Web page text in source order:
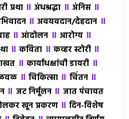
प्रथा ॥ अंधश्रद्धा ॥ अंंनिस ॥
॥ अवयवदान/देहदान ॥
॥ आंदोलन ॥ आरोग्य ॥
॥कविता ॥ कव्हर स्टोरी ॥
॥ कार्याधक्षांची डायरी ॥
॥ चिकित्सा ॥ चिंतन ॥
॥ जट निर्मूलन ॥ जात पंचायत
खून प्रकरण ॥दिन-विशेष